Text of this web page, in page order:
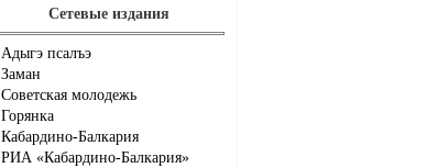
Сетевые издания
Адыгэ псалъэ
Заман
Советская молодежь
Горянка
Кабардино-Балкария
РИА «Кабардино-Балкария»